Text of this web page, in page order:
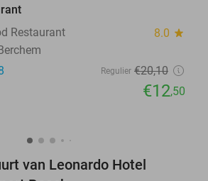
Restaurant
8.0 star
Regulier €20,10
€12,50
van Leonardo Hotel